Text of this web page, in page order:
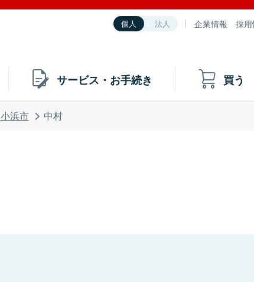
個人 法人 企業情報 採
サービス・お手続き 買う
小浜市 中村